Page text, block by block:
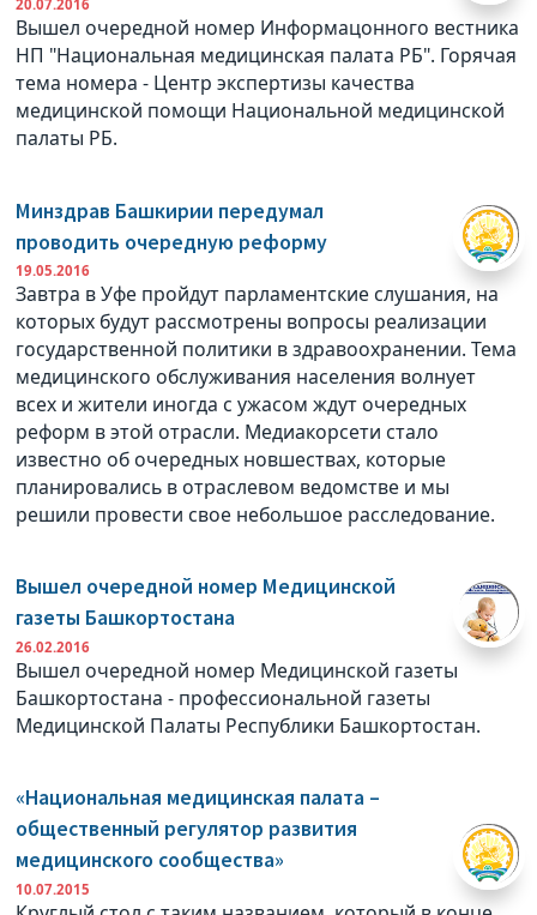
20.07.2016
Вышел очередной номер Информацонного вестника
НП "Национальная медицинская палата РБ". Горячая
тема номера - Центр экспертизы качества
медицинской помощи Национальной медицинской
палаты РБ.
Минздрав Башкирии передумал
проводить очередную реформу
19.05.2016
Завтра в Уфе пройдут парламентские слушания, на
которых будут рассмотрены вопросы реализации
государственной политики в здравоохранении. Тема
медицинского обслуживания населения волнует
всех и жители иногда с ужасом ждут очередных
реформ в этой отрасли. Медиакорсети стало
известно об очередных новшествах, которые
планировались в отраслевом ведомстве и мы
решили провести свое небольшое расследование.
Вышел очередной номер Медицинской
газеты Башкортостана
26.02.2016
Вышел очередной номер Медицинской газеты
Башкортостана - профессиональной газеты
Медицинской Палаты Республики Башкортостан.
«Национальная медицинская палата –
общественный регулятор развития
медицинского сообщества»
10.07.2015